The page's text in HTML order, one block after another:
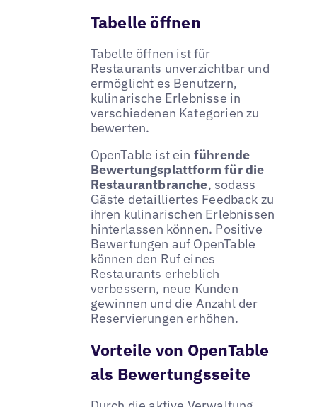
Tabelle öffnen
Tabelle öffnen ist für
Restaurants unverzichtbar und
ermöglicht es Benutzern,
kulinarische Erlebnisse in
verschiedenen Kategorien zu
bewerten.
OpenTable ist ein führende
Bewertungsplattform für die
Restaurantbranche, sodass
Gäste detailliertes Feedback zu
ihren kulinarischen Erlebnissen
hinterlassen können. Positive
Bewertungen auf OpenTable
können den Ruf eines
Restaurants erheblich
verbessern, neue Kunden
gewinnen und die Anzahl der
Reservierungen erhöhen.
Vorteile von OpenTable
als Bewertungsseite